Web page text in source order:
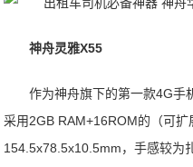
神舟灵雅X55
作为神舟旗下的第一款4G手
采用2GB RAM+16ROM的（可
154.5x78.5x10.5mm，手感较为